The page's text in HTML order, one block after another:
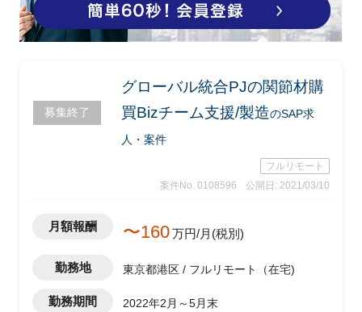
募集終了
グローバル統合PJの関節材購
買Bizチーム支援/製造のSAP求
人・案件
フルリモート
案件No. 0108596
公開日: 2021/03/10
月額報酬 〜160万円/月(税別)
勤務地 東京都港区 / フルリモート（在宅)
勤務期間 2022年2月～5月末